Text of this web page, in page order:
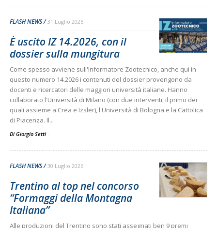
FLASH NEWS 31 Luglio 2026
È uscito IZ 14.2026, con il
dossier sulla mungitura
Come spesso avviene sull'Informatore Zootecnico, anche qui in
questo numero 14.2026 i contenuti del dossier provengono da
docenti e ricercatori delle maggiori università italiane. Hanno
collaborato l'Università di Milano (con due interventi, il primo dei
quali assieme a Crea e Izsler), l'Università di Bologna e la Cattolica
di Piacenza. Il...
Di Giorgio Setti -
FLASH NEWS 30 Luglio 2026
Trentino al top nel concorso
“Formaggi della Montagna
Italiana”
Alle produzioni del Trentino sono stati assegnati ben 9 premi